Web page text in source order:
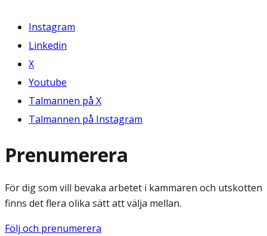
Instagram
Linkedin
X
Youtube
Talmannen på X
Talmannen på Instagram
Prenumerera
För dig som vill bevaka arbetet i kammaren och utskotten
finns det flera olika sätt att välja mellan.
Följ och prenumerera